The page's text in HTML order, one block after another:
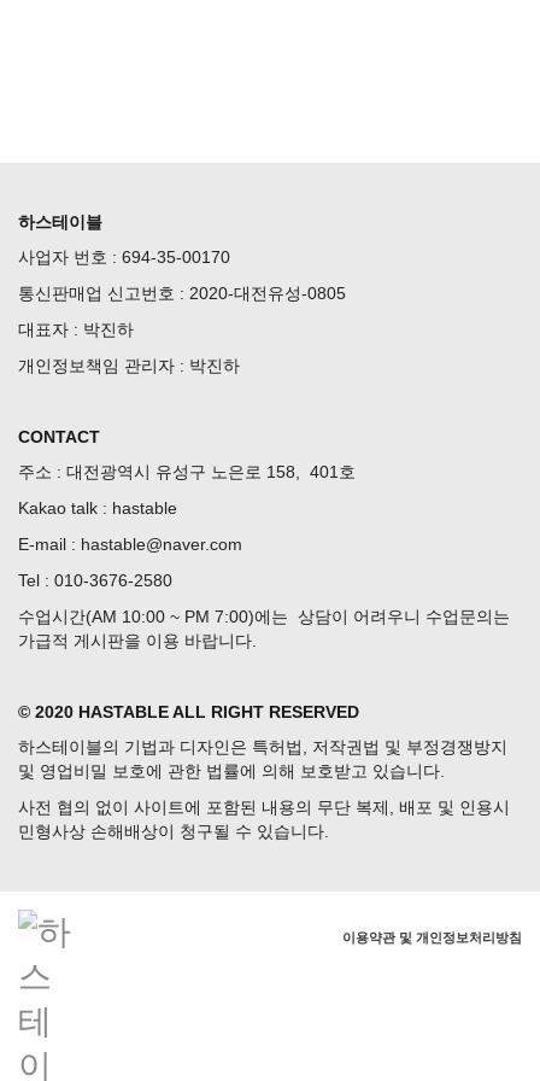
하스테이블
사업자 번호 : 694-35-00170
통신판매업 신고번호 : 2020-대전유성-0805
대표자 : 박진하
개인정보책임 관리자 : 박진하
CONTACT
주소 : 대전광역시 유성구 노은로 158, 401호
Kakao talk : hastable
E-mail : hastable@naver.com
Tel : 010-3676-2580
수업시간(AM 10:00 ~ PM 7:00)에는 상담이 어려우니 수업문의는
가급적 게시판을 이용 바랍니다.
© 2020 HASTABLE ALL RIGHT RESERVED
하스테이블의 기법과 디자인은 특허법, 저작권법 및 부정경쟁방지
및 영업비밀 보호에 관한 법률에 의해 보호받고 있습니다.
사전 협의 없이 사이트에 포함된 내용의 무단 복제, 배포 및 인용시
민형사상 손해배상이 청구될 수 있습니다.
이용약관 및 개인정보처리방침